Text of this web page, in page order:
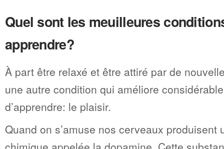
Quel sont les meuilleures
apprendre?
À part être relaxé et être attiré par de
une autre condition qui améliore
d’apprendre: le plaisir.
Quand on s’amuse nos cerveaux produisent